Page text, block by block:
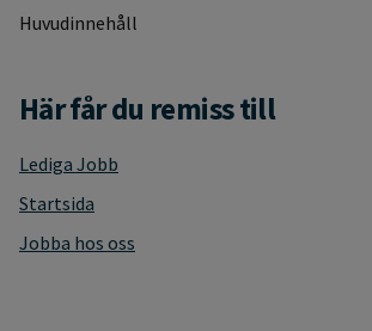
Huvudinnehåll
Här får du remiss till
Lediga Jobb
Startsida
Jobba hos oss